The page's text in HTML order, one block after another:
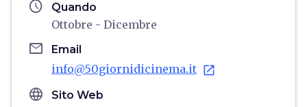
schedule Quando
Ottobre - Dicembre
email Email
info@50giornidicinema.it open_in_new
language Sito Web